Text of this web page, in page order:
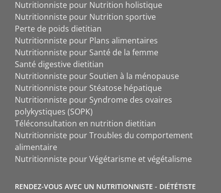
Nutritionniste pour Nutrition holistique
Nutritionniste pour Nutrition sportive
Perte de poids dietitian
Nutritionniste pour Plans alimentaires
Nutritionniste pour Santé de la femme
Santé digestive dietitian
Nutritionniste pour Soutien à la ménopause
Nutritionniste pour Stéatose hépatique
Nutritionniste pour Syndrome des ovaires
polykystiques (SOPK)
Téléconsultation en nutrition dietitian
Nutritionniste pour Troubles du comportement
alimentaire
Nutritionniste pour Végétarisme et végétalisme
RENDEZ-VOUS AVEC UN NUTRITIONNISTE - DIÉTÉTISTE